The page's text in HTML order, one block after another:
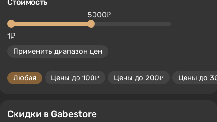
Стоимость
1₽
5000₽
Применить диапазон цен
Любая Цены до 100₽ Цены до 200₽ Цены до
Скидки в Gabestore